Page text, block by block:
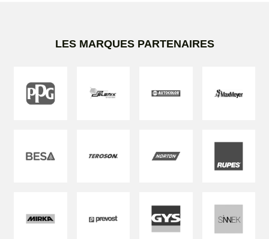
LES MARQUES PARTENAIRES